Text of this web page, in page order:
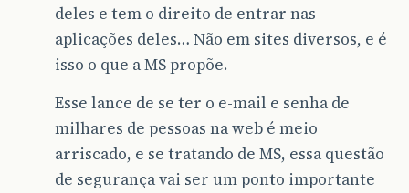
deles e tem o direito de entrar nas
aplicações deles… Não em sites diversos, e é
isso o que a MS propõe.
Esse lance de se ter o e-mail e senha de
milhares de pessoas na web é meio
arriscado, e se tratando de MS, essa questão
de segurança vai ser um ponto importante